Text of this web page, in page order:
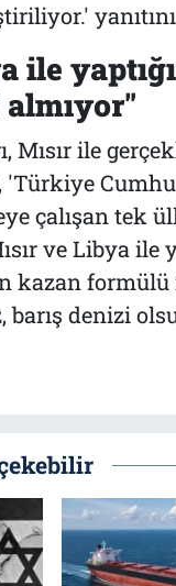
ile
Mısır ile
çalışan tek
ve Libya ile
kazan
denizi